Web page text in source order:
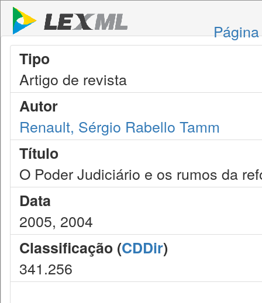
Tipo
Artigo de revista
Autor
Renault, Sérgio Rabello Tamm
Título
O Poder Judiciário e os rumos da
Data
2005, 2004
Classificação (CDDir)
341.256